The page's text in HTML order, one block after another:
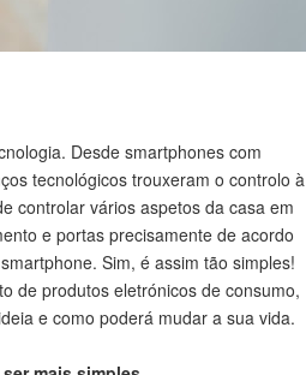
Desde smartphones com
tecnológicos trouxeram o controlo à
controlar vários aspetos da casa em
e portas precisamente de acordo
Sim, é assim tão simples!
de produtos eletrónicos de consumo,
e como poderá mudar a sua vida.